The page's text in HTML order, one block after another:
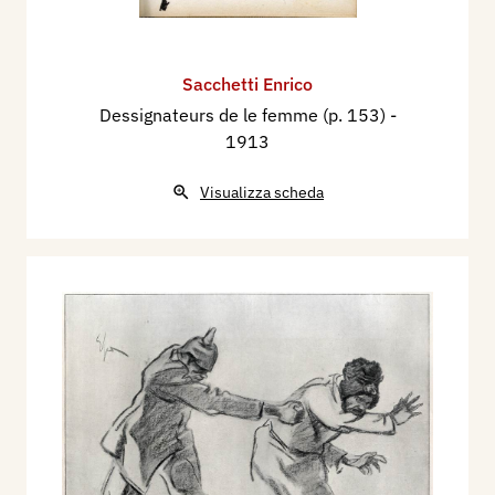
un armistizio, Milano, L'Illustrazione Italiana, n.
Italiana, n. 44, 3 novembre, p. 365 ill.
1918 - Mamma dove va l'Imperatore? - Dove lo
L'Illustrazione Italiana, Milano, n. 46, 17
Milano, n. 19, 11 maggio, p. 477 ill.
1919 - Scusi, signora Pace, ma io sono il
vincitore, L'Illustrazione Italiana, Milano, n. 29,
20 luglio, p. 57 ill.
1920 - Gli scioperi nei Servizi di Stato,
L'Illustrazione Italiana, Milano, n. 6, 8 febbraio,
Sacchetti Enrico
Dessignateurs de le femme (p. 153) -
1913
Visualizza scheda